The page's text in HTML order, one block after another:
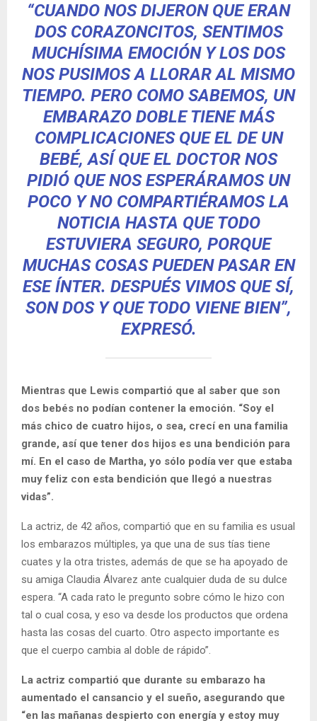
“CUANDO NOS DIJERON QUE ERAN
DOS CORAZONCITOS, SENTIMOS
MUCHÍSIMA EMOCIÓN Y LOS DOS
NOS PUSIMOS A LLORAR AL MISMO
TIEMPO. PERO COMO SABEMOS, UN
EMBARAZO DOBLE TIENE MÁS
COMPLICACIONES QUE EL DE UN
BEBÉ, ASÍ QUE EL DOCTOR NOS
PIDIÓ QUE NOS ESPERÁRAMOS UN
POCO Y NO COMPARTIÉRAMOS LA
NOTICIA HASTA QUE TODO
ESTUVIERA SEGURO, PORQUE
MUCHAS COSAS PUEDEN PASAR EN
ESE ÍNTER. DESPUÉS VIMOS QUE SÍ,
SON DOS Y QUE TODO VIENE BIEN”,
EXPRESÓ.
Mientras que Lewis compartió que al saber que son
dos bebés no podían contener la emoción. “Soy el
más chico de cuatro hijos, o sea, crecí en una familia
grande, así que tener dos hijos es una bendición para
mí. En el caso de Martha, yo sólo podía ver que estaba
muy feliz con esta bendición que llegó a nuestras
vidas”.
La actriz, de 42 años, compartió que en su familia es usual
los embarazos múltiples, ya que una de sus tías tiene
cuates y la otra tristes, además de que se ha apoyado de
su amiga Claudia Álvarez ante cualquier duda de su dulce
espera. “A cada rato le pregunto sobre cómo le hizo con
tal o cual cosa, y eso va desde los productos que ordena
hasta las cosas del cuarto. Otro aspecto importante es
que el cuerpo cambia al doble de rápido”.
La actriz compartió que durante su embarazo ha
aumentado el cansancio y el sueño, asegurando que
“en las mañanas despierto con energía y estoy muy